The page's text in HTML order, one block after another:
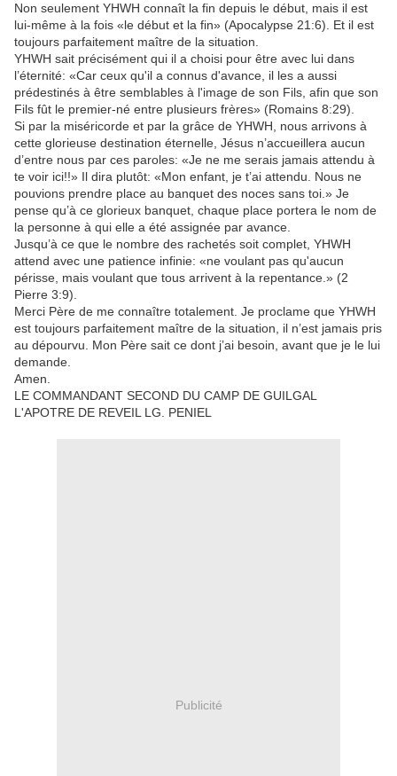
Non seulement YHWH connaît la fin depuis le début, mais il est
lui-même à la fois «le début et la fin» (Apocalypse 21:6). Et il est
toujours parfaitement maître de la situation.
YHWH sait précisément qui il a choisi pour être avec lui dans
l’éternité: «Car ceux qu'il a connus d'avance, il les a aussi
prédestinés à être semblables à l'image de son Fils, afin que son
Fils fût le premier-né entre plusieurs frères» (Romains 8:29).
Si par la miséricorde et par la grâce de YHWH, nous arrivons à
cette glorieuse destination éternelle, Jésus n’accueillera aucun
d’entre nous par ces paroles: «Je ne me serais jamais attendu à
te voir ici!!» Il dira plutôt: «Mon enfant, je t’ai attendu. Nous ne
pouvions prendre place au banquet des noces sans toi.» Je
pense qu’à ce glorieux banquet, chaque place portera le nom de
la personne à qui elle a été assignée par avance.
Jusqu’à ce que le nombre des rachetés soit complet, YHWH
attend avec une patience infinie: «ne voulant pas qu'aucun
périsse, mais voulant que tous arrivent à la repentance.» (2
Pierre 3:9).
Merci Père de me connaître totalement. Je proclame que YHWH
est toujours parfaitement maître de la situation, il n’est jamais pris
au dépourvu. Mon Père sait ce dont j’ai besoin, avant que je le lui
demande.
Amen.
LE COMMANDANT SECOND DU CAMP DE GUILGAL
L'APOTRE DE REVEIL LG. PENIEL
Publicité